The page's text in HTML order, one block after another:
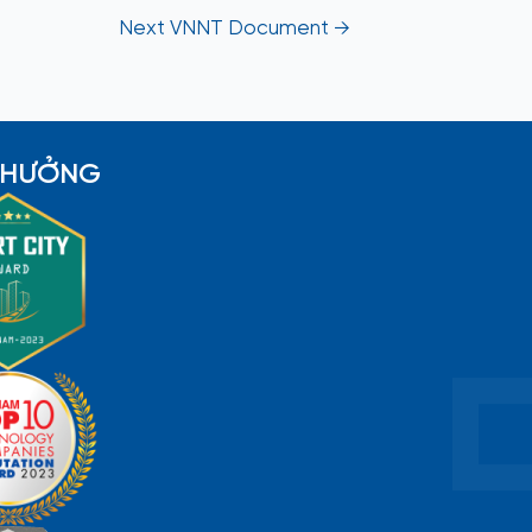
Next VNNT Document →